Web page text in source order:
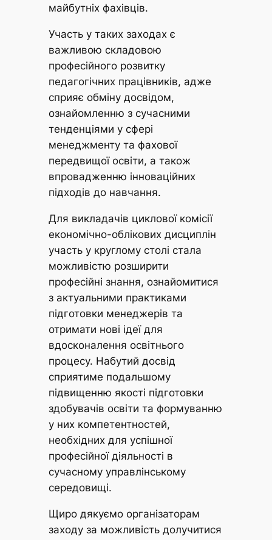
майбутніх фахівців.
Участь у таких заходах є
важливою складовою
професійного розвитку
педагогічних працівників, адже
сприяє обміну досвідом,
ознайомленню з сучасними
тенденціями у сфері
менеджменту та фахової
передвищої освіти, а також
впровадженню інноваційних
підходів до навчання.
Для викладачів циклової комісії
економічно-облікових дисциплін
участь у круглому столі стала
можливістю розширити
професійні знання, ознайомитися
з актуальними практиками
підготовки менеджерів та
отримати нові ідеї для
вдосконалення освітнього
процесу. Набутий досвід
сприятиме подальшому
підвищенню якості підготовки
здобувачів освіти та формуванню
у них компетентностей,
необхідних для успішної
професійної діяльності в
сучасному управлінському
середовищі.
Щиро дякуємо організаторам
заходу за можливість долучитися